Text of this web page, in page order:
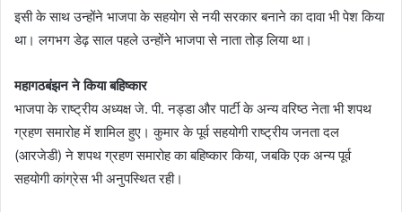
इसी के साथ उन्होंने भाजपा के सहयोग से नयी सरकार बनाने का दावा भी पेश किया
था। लगभग डेढ़ साल पहले उन्होंने भाजपा से नाता तोड़ लिया था।
महागठबंझन ने किया बहिष्कार
भाजपा के राष्ट्रीय अध्यक्ष जे. पी. नड्डा और पार्टी के अन्य वरिष्ठ नेता भी शपथ
ग्रहण समारोह में शामिल हुए। कुमार के पूर्व सहयोगी राष्ट्रीय जनता दल
(आरजेडी) ने शपथ ग्रहण समारोह का बहिष्कार किया, जबकि एक अन्य पूर्व
सहयोगी कांग्रेस भी अनुपस्थित रही।